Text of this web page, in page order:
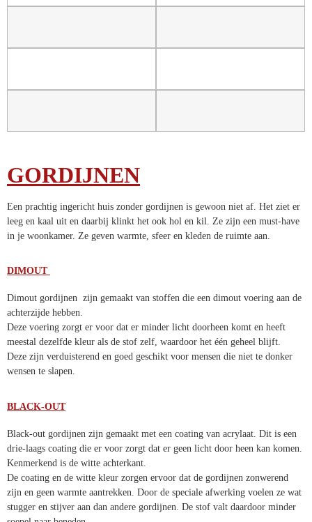
GORDIJNEN
Een prachtig ingericht huis zonder gordijnen is gewoon niet af. Het ziet er
leeg en kaal uit en daarbij klinkt het ook hol en kil. Ze zijn een must-have
in je woonkamer. Ze geven warmte, sfeer en kleden de ruimte aan.
DIMOUT
Dimout gordijnen zijn gemaakt van stoffen die een dimout voering aan de
achterzijde hebben.
Deze voering zorgt er voor dat er minder licht doorheen komt en heeft
meestal dezelfde kleur als de stof zelf, waardoor het één geheel blijft.
Deze zijn verduisterend en goed geschikt voor mensen die niet te donker
wensen te slapen.
BLACK-OUT
Black-out gordijnen zijn gemaakt met een coating van acrylaat. Dit is een
drie-laags coating die er voor zorgt dat er geen licht door heen kan komen.
Kenmerkend is de witte achterkant.
De coating en de witte kleur zorgen ervoor dat de gordijnen zonwerend
zijn en geen warmte aantrekken. Door de speciale afwerking voelen ze wat
stugger en stijver aan dan andere gordijnen. De stof valt daardoor minder